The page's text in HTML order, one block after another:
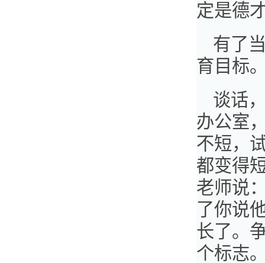
定是德
有了
育目标
谈话
办公室
不短，
都变得
老师说
了你说
长了。
个标志